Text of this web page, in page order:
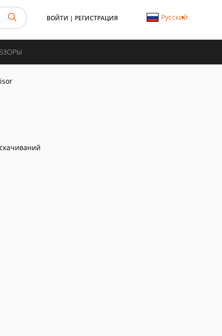
ВОЙТИ | РЕГИСТРАЦИЯ Русский